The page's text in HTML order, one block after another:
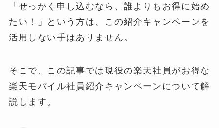
「せっかく申し込むなら、誰よりもお得に始め
たい！」という方は、この紹介キャンペーンを
活用しない手はありません。
そこで、この記事では現役の楽天社員がお得な
楽天モバイル社員紹介キャンペーンについて解
説します。